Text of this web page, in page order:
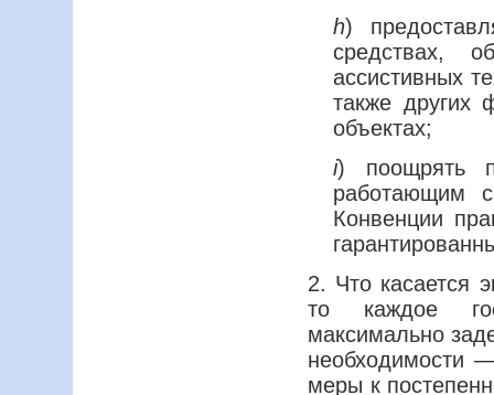
h)
средствах,
ассистивных
также других
объектах;
i) поощрять
работающим
Конвенции
2. Что касается
то каждое
максимально
необходимости
меры к